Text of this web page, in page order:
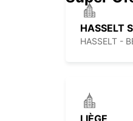
HASSELT
HASSELT -